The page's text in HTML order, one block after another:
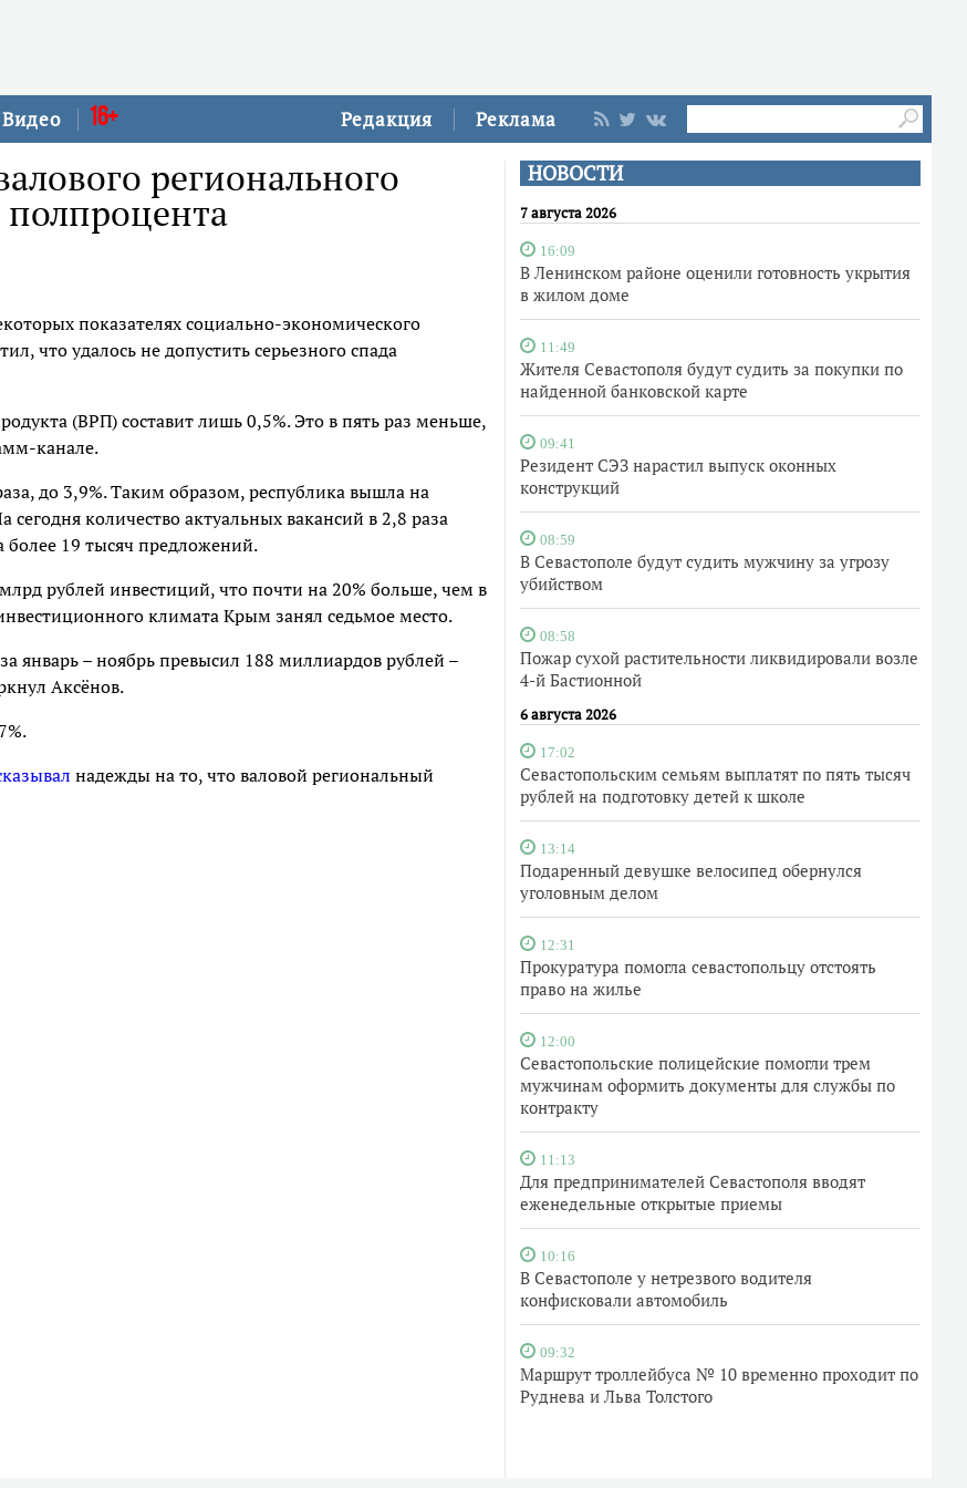
Редакция Реклама
Видео 16+
НОВОСТИ
7 августа 2026
16:09
В Ленинском районе оценили готовность укрытия
в жилом доме
11:49
Жителя Севастополя будут судить за покупки по
найденной банковской карте
09:41
Резидент СЭЗ нарастил выпуск оконных
конструкций
08:59
В Севастополе будут судить мужчину за угрозу
убийством
08:58
Пожар сухой растительности ликвидировали возле
4-й Бастионной
6 августа 2026
17:02
Севастопольским семьям выплатят по пять тысяч
рублей на подготовку детей к школе
13:14
Подаренный девушке велосипед обернулся
уголовным делом
12:31
Прокуратура помогла севастопольцу отстоять
право на жилье
12:00
Севастопольские полицейские помогли трем
мужчинам оформить документы для службы по
контракту
11:13
Для предпринимателей Севастополя вводят
еженедельные открытые приемы
10:16
В Севастополе у нетрезвого водителя
конфисковали автомобиль
09:32
Маршрут троллейбуса № 10 временно проходит по
Руднева и Льва Толстого
регионального
показателях социально-экономического
что удалось не допустить серьезного спада
(ВРП) составит лишь 0,5%. Это в пять раз меньше,
канале.
до 3,9%. Таким образом, республика вышла на
сегодня количество актуальных вакансий в 2,8 раза
более 19 тысяч предложений.
рублей инвестиций, что почти на 20% больше, чем в
климата Крым занял седьмое место.
– ноябрь превысил 188 миллиардов рублей –
Аксёнов.
надежды на то, что валовой региональный